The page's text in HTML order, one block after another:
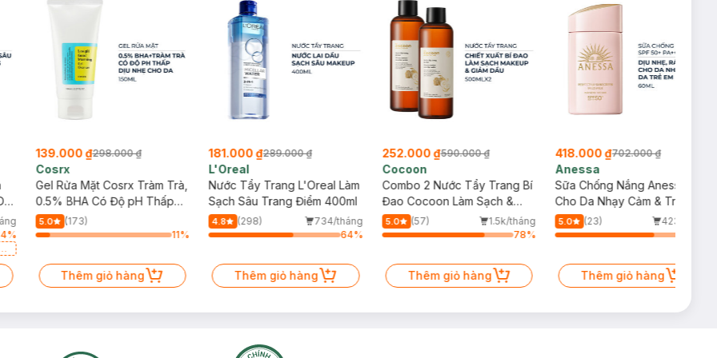
%
139.000 ₫298.000 ₫
Cosrx
Gel Rửa Mặt Cosrx Tràm Trà,
0.5% BHA Có Độ pH Thấp
150ml
5.0
(173)
11%
Thêm giỏ hàng
181.000 ₫289.000 ₫
L'Oreal
Nước Tẩy Trang L'Oreal Làm
Sạch Sâu Trang Điểm 400ml
4.8 (298)
734/tháng
64%
Thêm giỏ hàng
252.000 ₫590.000 ₫
Cocoon
Combo 2 Nước Tẩy Trang Bí
Đao Cocoon Làm Sạch &
Giảm Dầu 500ml
5.0 (57)
1.5k/tháng
78%
Thêm giỏ hàng
418.000 ₫702.000 ₫
Anessa
Sữa Chống Nắng Anessa
Cho Da Nhạy Cảm & Trẻ Em
60ml (Mới)
5.0 (23)
423/tháng
Thêm giỏ hàng